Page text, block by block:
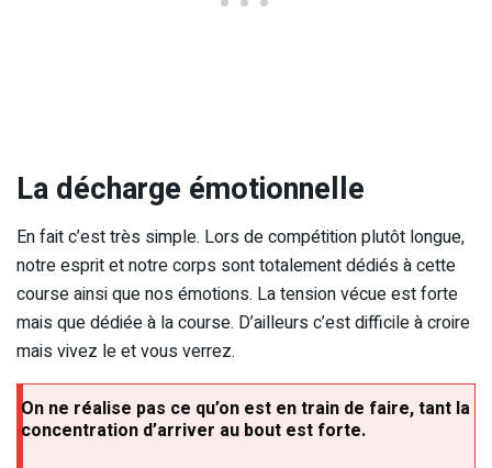
La décharge émotionnelle
En fait c’est très simple. Lors de compétition plutôt longue,
notre esprit et notre corps sont totalement dédiés à cette
course ainsi que nos émotions. La tension vécue est forte
mais que dédiée à la course. D’ailleurs c’est difficile à croire
mais vivez le et vous verrez.
On ne réalise pas ce qu’on est en train de faire, tant la
concentration d’arriver au bout est forte.